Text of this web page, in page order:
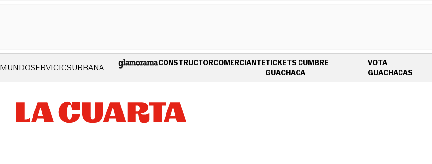
MUNDOSERVICIOSURBANA CONSTRUCTORCOMERCIANTETICKETS CUMBRE
GUACHACAOPENS IN NEW WINDOW
VOTA
GUACHACAS